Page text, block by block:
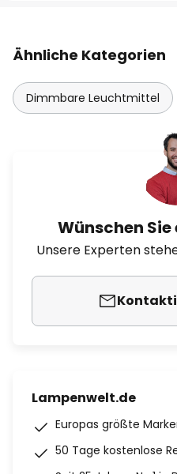
Ähnliche Kategorien
Dimmbare Leuchtmittel
Wünschen
Unsere Experten
Lampenwelt.de
Europas größte
50 Tage kostenlose